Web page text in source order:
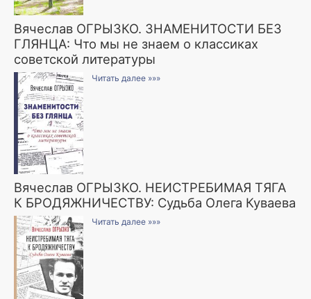
Вячеслав ОГРЫЗКО. ЗНАМЕНИТОСТИ БЕЗ
ГЛЯНЦА: Что мы не знаем о классиках
советской литературы
Читать далее »»»
Вячеслав ОГРЫЗКО. НЕИСТРЕБИМАЯ ТЯГА
К БРОДЯЖНИЧЕСТВУ: Судьба Олега Куваева
Читать далее »»»